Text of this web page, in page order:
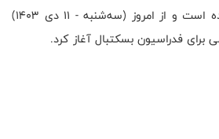
کشوری را نیز عهده‌دار بوده است و از امروز (سه‌شنبه - ۱۱ دی ۱۴۰۳)
برای فدراسیون بسکتبال آغاز کرد.